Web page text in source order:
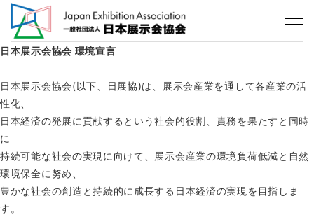
日本展示会協会 環境宣言
日本展示会協会(以下、日展協)は、展示会産業を通して各産業の活
性化、
日本経済の発展に貢献するという社会的役割、責務を果たすと同時
に
持続可能な社会の実現に向けて、展示会産業の環境負荷低減と自然
環境保全に努め、
豊かな社会の創造と持続的に成長する日本経済の実現を目指しま
す。